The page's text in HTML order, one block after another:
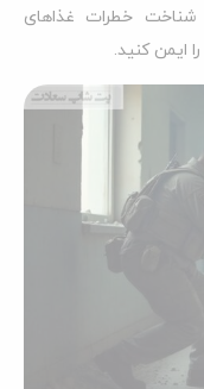
شناخت خطرات غذاهای
ایمن کنید.